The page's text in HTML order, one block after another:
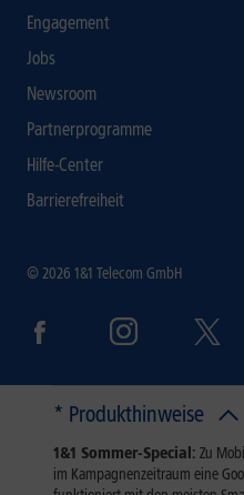
Engagement
Jobs
Newsroom
Partnerprogramme
Hilfe-Center
Barrierefreiheit
© 2026 1&1 Telecom GmbH